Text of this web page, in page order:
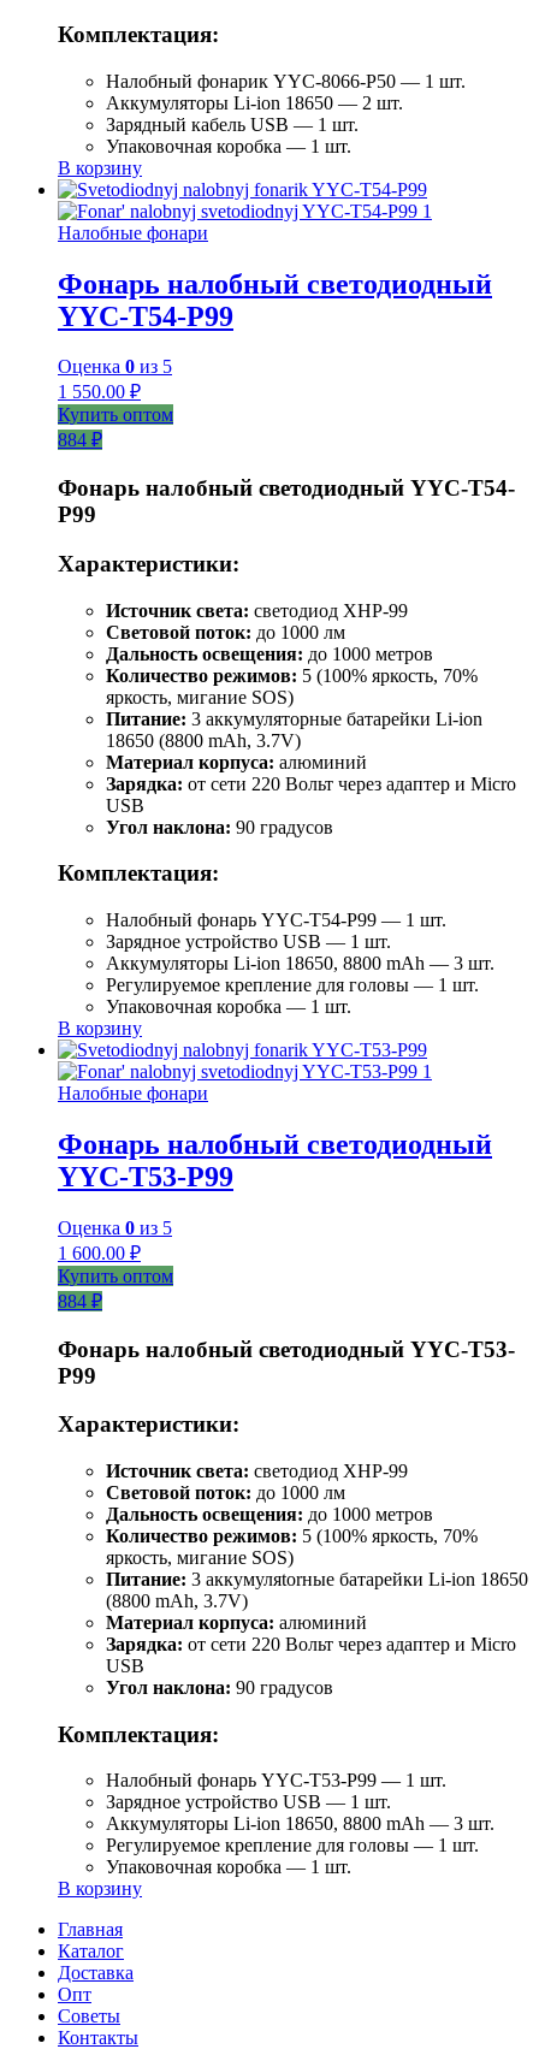
Комплектация:
Налобный фонарик YYC-8066-P50 — 1 шт.
Аккумуляторы Li-ion 18650 — 2 шт.
Зарядный кабель USB — 1 шт.
Упаковочная коробка — 1 шт.
В корзину
Налобные фонари
Фонарь налобный светодиодный
YYC-T54-P99
Оценка 0 из 5
1 550.00 ₽
Купить оптом
884 ₽
Фонарь налобный светодиодный YYC-T54-
P99
Характеристики:
Источник света: светодиод XHP-99
Световой поток: до 1000 лм
Дальность освещения: до 1000 метров
Количество режимов: 5 (100% яркость, 70%
яркость, мигание SOS)
Питание: 3 аккумуляторные батарейки Li-ion
18650 (8800 mAh, 3.7V)
Материал корпуса: алюминий
Зарядка: от сети 220 Вольт через адаптер и Micro
USB
Угол наклона: 90 градусов
Комплектация:
Налобный фонарь YYC-T54-P99 — 1 шт.
Зарядное устройство USB — 1 шт.
Аккумуляторы Li-ion 18650, 8800 mAh — 3 шт.
Регулируемое крепление для головы — 1 шт.
Упаковочная коробка — 1 шт.
В корзину
Налобные фонари
Фонарь налобный светодиодный
YYC-T53-P99
Оценка 0 из 5
1 600.00 ₽
Купить оптом
884 ₽
Фонарь налобный светодиодный YYC-T53-
P99
Характеристики:
Источник света: светодиод XHP-99
Световой поток: до 1000 лм
Дальность освещения: до 1000 метров
Количество режимов: 5 (100% яркость, 70%
яркость, мигание SOS)
Питание: 3 аккумуляtorные батарейки Li-ion 18650
(8800 mAh, 3.7V)
Материал корпуса: алюминий
Зарядка: от сети 220 Вольт через адаптер и Micro
USB
Угол наклона: 90 градусов
Комплектация:
Налобный фонарь YYC-T53-P99 — 1 шт.
Зарядное устройство USB — 1 шт.
Аккумуляторы Li-ion 18650, 8800 mAh — 3 шт.
Регулируемое крепление для головы — 1 шт.
Упаковочная коробка — 1 шт.
В корзину
Главная
Каталог
Доставка
Опт
Советы
Контакты